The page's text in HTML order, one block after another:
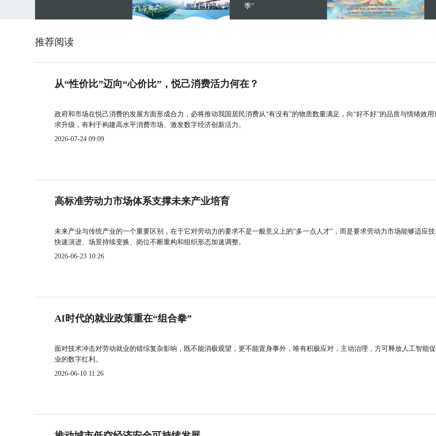
季”
推荐阅读
从“性价比”迈向“心价比”，悦己消费活力何在？
政府和市场在悦己消费的发展方面形成合力，必将推动我国居民消费从“有没有”的物质数量满足，向“好不好”的品质与情绪效用
求升级，有利于构建高水平消费市场、激发数字经济创新活力。
2026-07-24 09:09
高标准劳动力市场体系支撑未来产业培育
未来产业与传统产业的一个重要区别，在于它对劳动力的要求不是一般意义上的“多一点人才”，而是要求劳动力市场能够适应
快速演进、场景持续变换、岗位不断重构和组织形态加速调整。
2026-06-23 10:26
AI时代的就业政策重在“组合拳”
面对技术冲击对劳动就业的错综复杂影响，既不能消极观望，更不能置身事外，唯有积极应对，主动治理，方可释放人工智能
业的数字红利。
2026-06-10 11:26